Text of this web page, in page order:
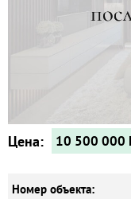
Цена: 10 500 000
Номер объекта: